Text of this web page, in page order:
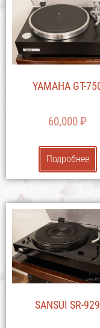
YAMAHA GT-
60,000₽
Подробнее
SANSUI SR-929